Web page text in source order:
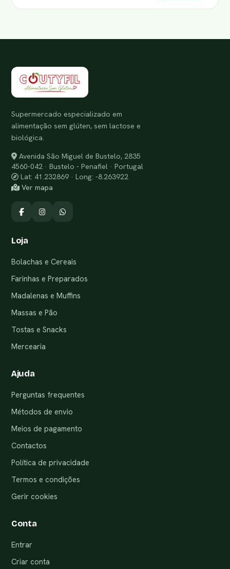
Supermercado especializado em
alimentação sem glúten, sem lactose e
biológica.
Avenida São Miguel de Bustelo, 2835
4560-042 · Bustelo - Penafiel · Portugal
Lat: 41.232869 · Long: -8.263922
Ver mapa
Loja
Bolachas e Cereais
Farinhas e Preparados
Madalenas e Muffins
Massas e Pão
Tostas e Snacks
Mercearia
Ajuda
Perguntas frequentes
Métodos de envio
Meios de pagamento
Contactos
Política de privacidade
Termos e condições
Gerir cookies
Conta
Entrar
Criar conta